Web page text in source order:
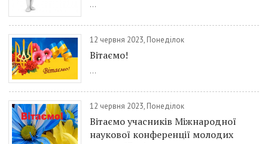
...
12 червня 2023, Понеділок
Вітаємо!
...
12 червня 2023, Понеділок
Вітаємо учасників Міжнародної
наукової конференції молодих